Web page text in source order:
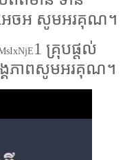
េចអ សូមអរគុណ។
1 គ្រុបផ្តល់
គភាពសូមអរគុណ។